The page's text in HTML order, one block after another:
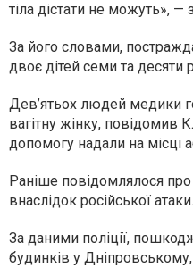
тіла дістати не можуть», —
За його словами,
двоє дітей семи та десяти
Дев’ятьох людей медики
вагітну жінку,
допомогу надали на місці
Раніше повідомлялося
внаслідок російської атаки.
За даними поліції,
будинків у